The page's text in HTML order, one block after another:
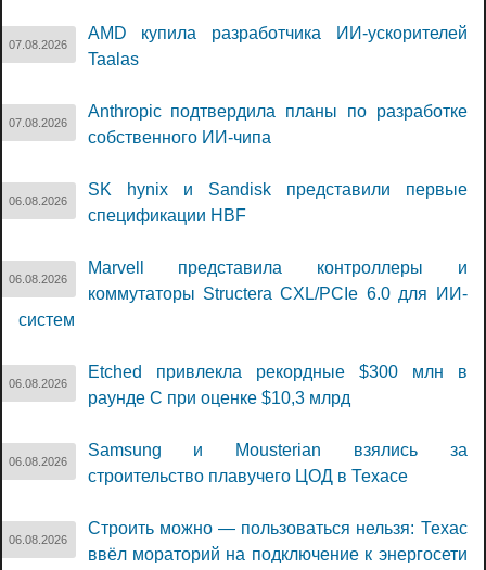
07.08.2026
AMD купила разработчика ИИ-ускорителей
Taalas
07.08.2026
Anthropic подтвердила планы по разработке
собственного ИИ-чипа
06.08.2026
SK hynix и Sandisk представили первые
спецификации HBF
06.08.2026
Marvell представила контроллеры и
коммутаторы Structera CXL/PCIe 6.0 для ИИ-
систем
06.08.2026
Etched привлекла рекордные $300 млн в
раунде C при оценке $10,3 млрд
06.08.2026
Samsung и Mousterian взялись за
строительство плавучего ЦОД в Техасе
06.08.2026
Строить можно — пользоваться нельзя: Техас
ввёл мораторий на подключение к энергосети